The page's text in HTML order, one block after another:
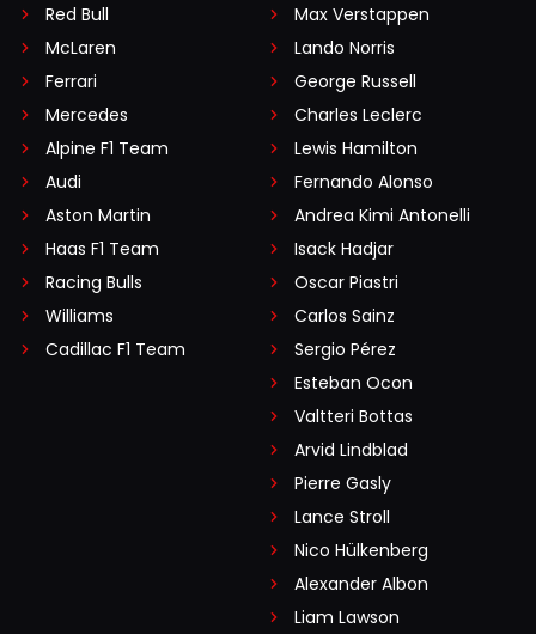
Red Bull
McLaren
Ferrari
Mercedes
Alpine F1 Team
Audi
Aston Martin
Haas F1 Team
Racing Bulls
Williams
Cadillac F1 Team
Max Verstappen
Lando Norris
George Russell
Charles Leclerc
Lewis Hamilton
Fernando Alonso
Andrea Kimi Antonelli
Isack Hadjar
Oscar Piastri
Carlos Sainz
Sergio Pérez
Esteban Ocon
Valtteri Bottas
Arvid Lindblad
Pierre Gasly
Lance Stroll
Nico Hülkenberg
Alexander Albon
Liam Lawson